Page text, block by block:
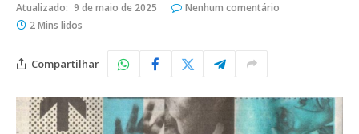
Atualizado: 9 de maio de 2025
Nenhum comentário
2 Mins lidos
Compartilhar